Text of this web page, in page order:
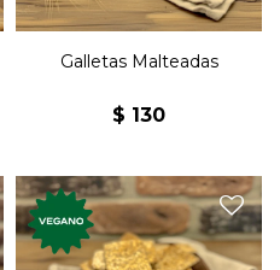
Galletas Malteadas
$ 130